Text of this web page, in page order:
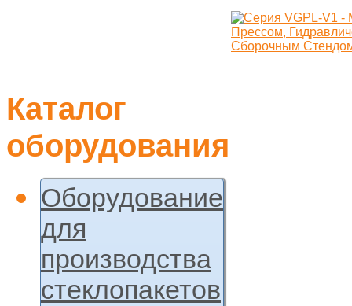
Каталог
оборудования
Оборудование
для
производства
стеклопакетов